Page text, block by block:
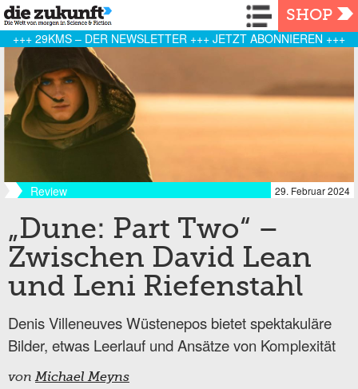
Navigation
SHOP
+++ 29KMS – DER NEWSLETTER +++ JETZT ABONNIEREN +++
Review 29. Februar 2024
„Dune: Part Two“ –
Zwischen David Lean
und Leni Riefenstahl
Denis Villeneuves Wüstenepos bietet spektakuläre
Bilder, etwas Leerlauf und Ansätze von Komplexität
vonMichael Meyns